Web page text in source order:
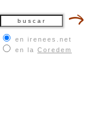
en irenees.net
en la Coredem